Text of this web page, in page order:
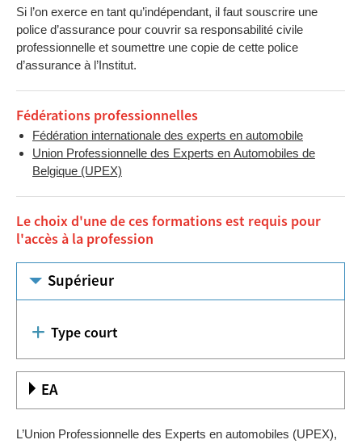
Si l’on exerce en tant qu’indépendant, il faut souscrire une
police d’assurance pour couvrir sa responsabilité civile
professionnelle et soumettre une copie de cette police
d’assurance à l’Institut.
Fédérations professionnelles
Fédération internationale des experts en automobile
Union Professionnelle des Experts en Automobiles de
Belgique (UPEX)
Le choix d'une de ces formations est requis pour
l'accès à la profession
Supérieur
Type court
EA
L’Union Professionnelle des Experts en automobiles (UPEX),